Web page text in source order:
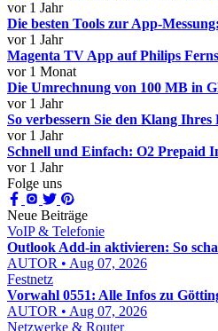
vor 1 Jahr
Die besten Tools zur App-
vor 1 Jahr
Magenta TV App auf Philips
vor 1 Monat
Die Umrechnung von 100 MB in
vor 1 Jahr
So verbessern Sie den Klang Ihres
vor 1 Jahr
Schnell und Einfach: O2 Prepaid
vor 1 Jahr
Folge uns
Neue Beiträge
VoIP & Telefonie
Outlook Add-in aktivieren: So
AUTOR • Aug 07, 2026
Festnetz
Vorwahl 0551: Alle Infos zu
AUTOR • Aug 07, 2026
Netzwerke & Router